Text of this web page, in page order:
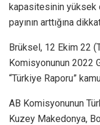
kapasitesinin yüksek
payının arttığına
Brüksel, 12 Ekim 22
Komisyonunun 2022
“Türkiye Raporu”
AB Komisyonunun
Kuzey Makedonya,